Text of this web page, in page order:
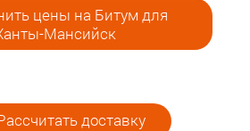
цены на Битум для
Мансийск
доставку